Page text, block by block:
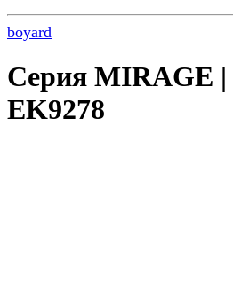
boyard
Серия MIRAGE
EK9278